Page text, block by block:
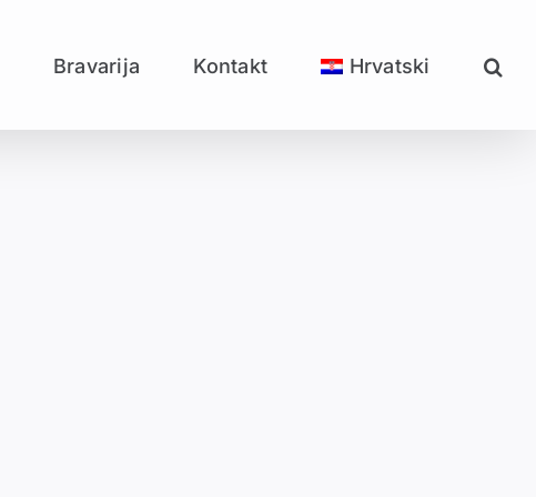
Bravarija Kontakt Hrvatski